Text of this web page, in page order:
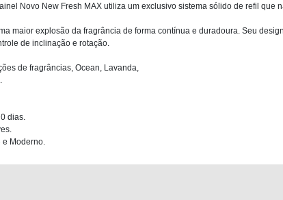
Novo New Fresh MAX utiliza um exclusivo sistema sólido de refil que
maior explosão da fragrância de forma contínua e duradoura. Seu
de inclinação e rotação.
de fragrâncias, Ocean, Lavanda,
dias.
Moderno.